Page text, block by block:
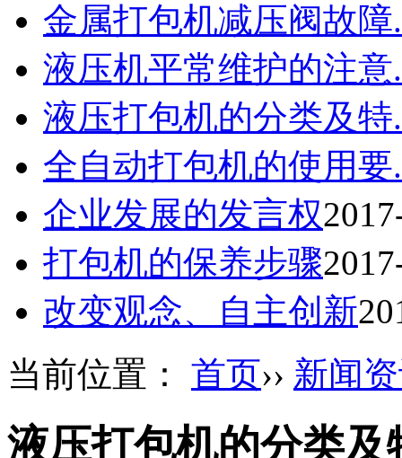
金属打包机减压阀故障
液压机平常维护的注意
液压打包机的分类及特
全自动打包机的使用要
企业发展的发言权
打包机的保养步骤
改变观念、自主创新
当前位置： 首页›› 新闻
液压打包机的分类及